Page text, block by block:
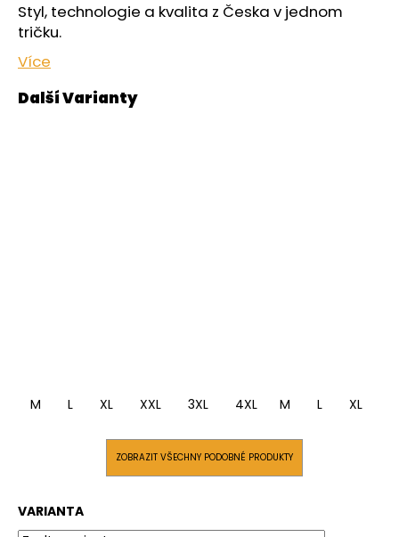
Styl, technologie a kvalita z Česka v jednom
tričku.
Více
M L XL XXL 3XL 4XL M L XL
ZOBRAZIT VŠECHNY PODOBNÉ PRODUKTY
VARIANTA
ČERNÁ
439
Kč